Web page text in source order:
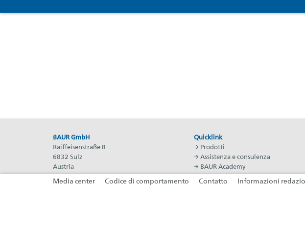
BAUR GmbH
Raiffeisenstraße 8
6832 Sulz
Austria
T: +43 5522 49410
Quicklink
→ Prodotti
→ Assistenza e consulenza
→ BAUR Academy
BAUR nel mondo
Media center Codice di comportamento Contatto Informazioni